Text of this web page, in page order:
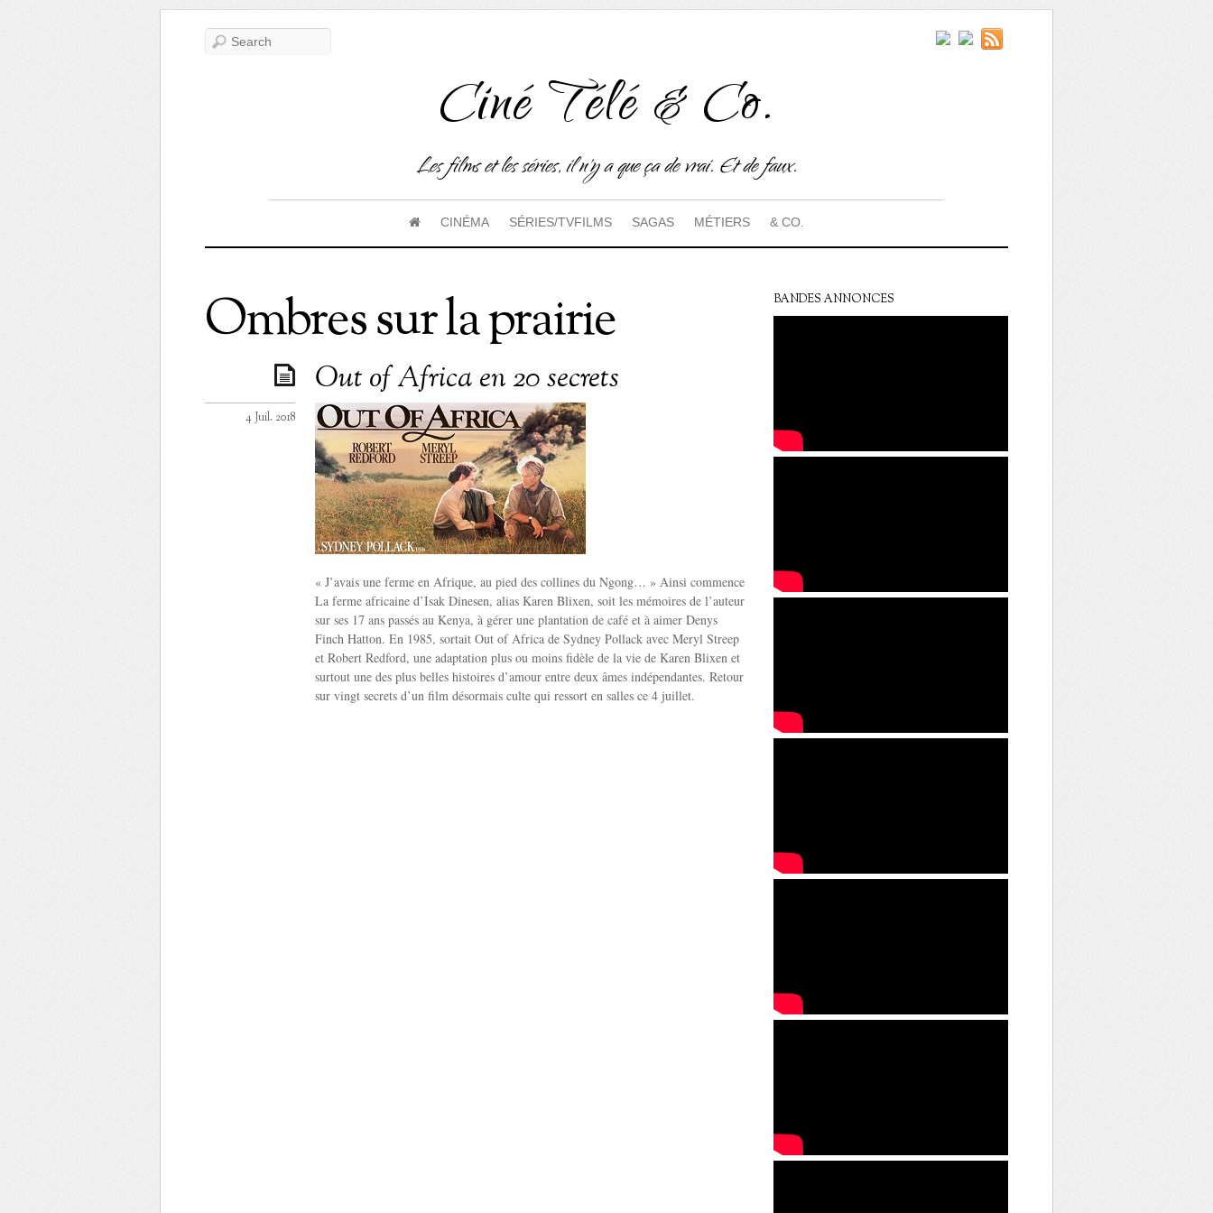
Ciné Télé & Co.
Les films et les séries, il n'y a que ça de vrai. Et de faux.
CINÉMA SÉRIES/TVFILMS SAGAS MÉTIERS & CO.
Ombres sur la prairie
Out of Africa en 20 secrets
4 Juil. 2018
« J’avais une ferme en Afrique, au pied des collines du Ngong… » Ainsi commence
La ferme africaine d’Isak Dinesen, alias Karen Blixen, soit les mémoires de l’auteur
sur ses 17 ans passés au Kenya, à gérer une plantation de café et à aimer Denys
Finch Hatton. En 1985, sortait Out of Africa de Sydney Pollack avec Meryl Streep
et Robert Redford, une adaptation plus ou moins fidèle de la vie de Karen Blixen et
surtout une des plus belles histoires d’amour entre deux âmes indépendantes. Retour
sur vingt secrets d’un film désormais culte qui ressort en salles ce 4 juillet.
BANDES ANNONCES